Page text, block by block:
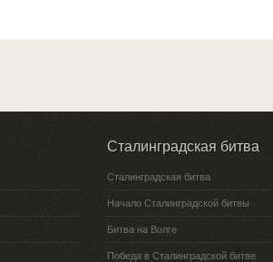
Сталинградская битва
Сталинградская битва
Начало Сталинградской битвы
Битва на Волге
Победа в Сталинградской битве